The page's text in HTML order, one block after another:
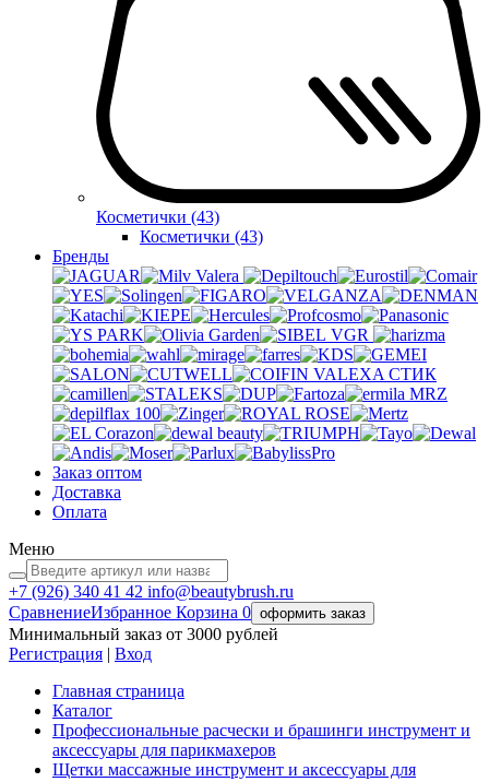
Косметички (43)
Косметички (43)
Бренды
Valera
VGR
VALEXA СТИК
MRZ
Заказ оптом
Доставка
Оплата
Меню
+7 (926) 340 41 42 info@beautybrush.ru
СравнениеИзбранное Корзина 0 оформить заказ
Минимальный заказ от 3000 рублей
Регистрация | Вход
Главная страница
Каталог
Профессиональные расчески и брашинги инструмент и
аксессуары для парикмахеров
Щетки массажные инструмент и аксессуары для